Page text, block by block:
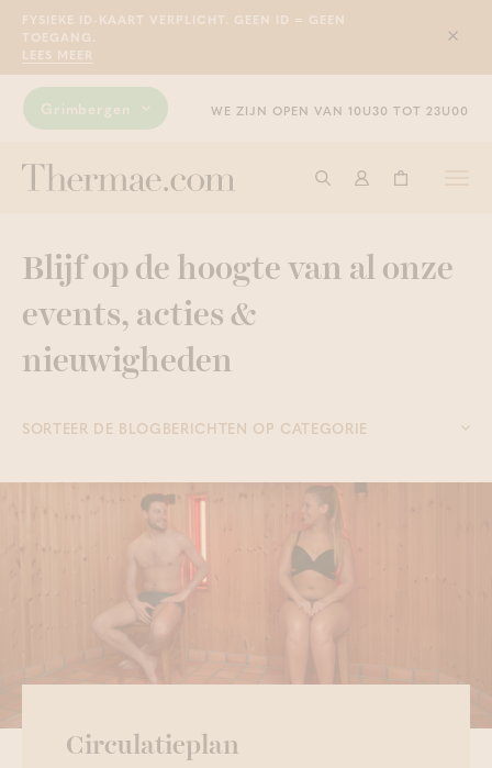
FYSIEKE ID-KAART VERPLICHT. GEEN ID = GEEN
TOEGANG.
LEES MEER
Sluit
Grimbergen WE ZIJN OPEN VAN 10U30 TOT 23U00
Start met zoeken
Aanmelden
Blijf op de hoogte van al onze
events, acties &
nieuwigheden
SORTEER DE BLOGBERICHTEN OP CATEGORIE
Circulatieplan